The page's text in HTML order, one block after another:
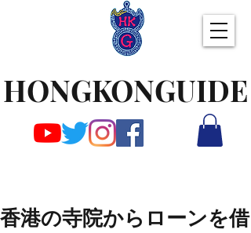
HONGKONGUIDE
香港の寺院からローンを借